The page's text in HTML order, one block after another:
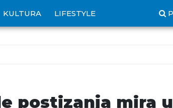
KULTURA LIFESTYLE
postizanja mira u